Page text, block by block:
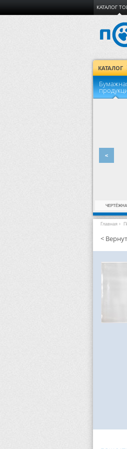
КАТАЛОГ
КАТАЛОГ
<
Главная ›
<